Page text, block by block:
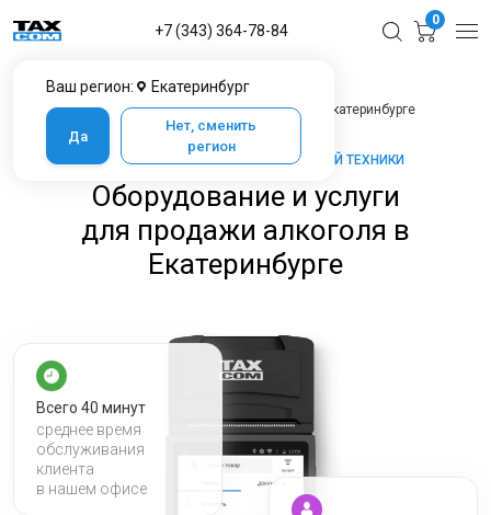
Ваш регион: Екатеринбург
Да
Нет, сменить
регион
+7 (343) 364-78-84
0
Главная
Услуги ЦТО
Оборудование и услуги для продажи алкоголя в Екатеринбурге
ТАКСКОМ-КАССА — МАРКЕТ КАССОВОЙ ТЕХНИКИ
Оборудование и услуги
для продажи алкоголя в
Екатеринбурге
Всего 40 минут
среднее время
обслуживания
клиента
в нашем офисе